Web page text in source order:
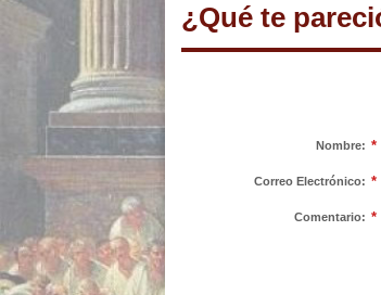
¿Qué te
Nombre: *
Correo Electrónico: *
Comentario: *